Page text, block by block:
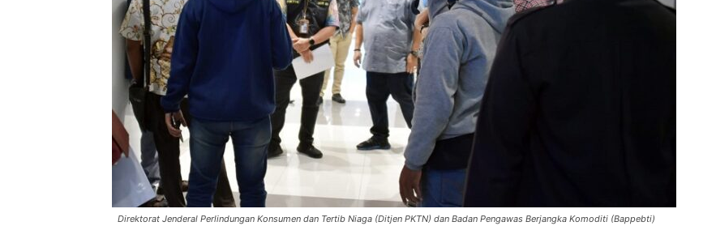
Direktorat Jenderal Perlindungan Konsumen dan Tertib Niaga (Ditjen PKTN) dan Badan Pengawas Berjangka Komoditi (Bappebti)